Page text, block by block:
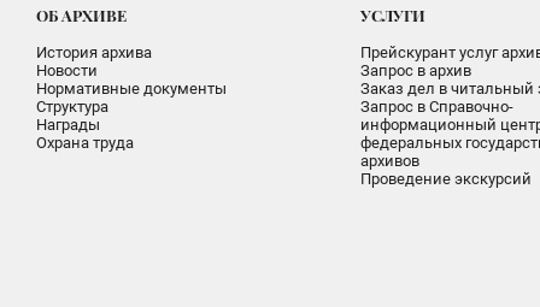
ОБ АРХИВЕ
История архива
Новости
Нормативные документы
Структура
Награды
Охрана труда
УСЛУГИ
Прейскурант услуг
Запрос в архив
Заказ дел в читальный
Запрос в Справочно-
информационный
федеральных
архивов
Проведение экскурсий